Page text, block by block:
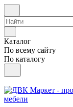
Каталог
По всему сайту
По каталогу